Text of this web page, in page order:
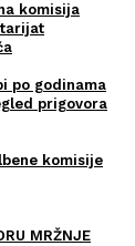
komisija
po godinama
prigovora
komisije
MRŽNJE